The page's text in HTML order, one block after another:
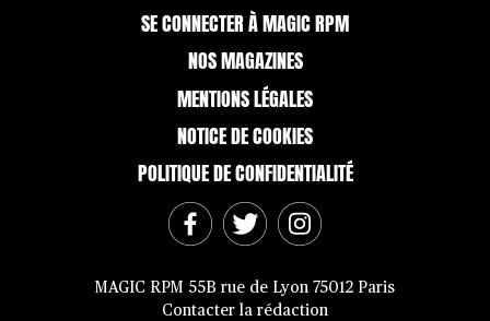
SE CONNECTER À MAGIC RPM
NOS MAGAZINES
MENTIONS LÉGALES
NOTICE DE COOKIES
POLITIQUE DE CONFIDENTIALITÉ
MAGIC RPM 55B rue de Lyon 75012 Paris
Contacter la rédaction